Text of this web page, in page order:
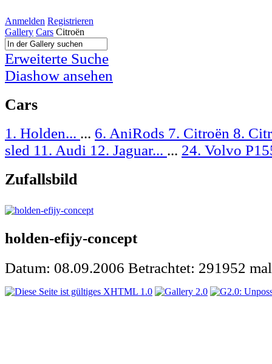
Anmelden Registrieren
Gallery Cars Citroën
Erweiterte Suche
Diashow ansehen
Cars
1. Holden... ... 6. AniRods 7. Citroën 8.
sled 11. Audi 12. Jaguar... ... 24. Volvo
Zufallsbild
holden-efijy-concept
Datum: 08.09.2006 Betrachtet: 291952 mal